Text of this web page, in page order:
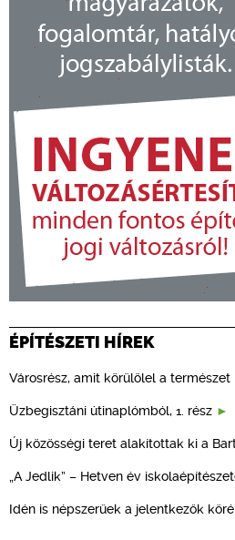
ÉPÍTÉSZETI HÍREK
Városrész, amit körülölel a természet
Üzbegisztáni útinaplómból, 1. rész
Új közösségi teret alakítottak ki a
„A Jedlik” – Hetven év
Idén is népszerűek a jelentkezők